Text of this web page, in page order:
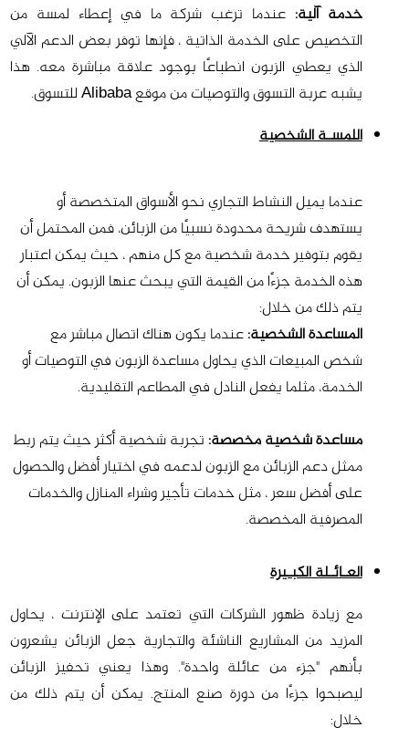
خدمة آلية: عندما ترغب شركة ما في إعطاء لمسة من
التخصيص على الخدمة الذاتية ، فإنها توفر بعض الدعم الآلي
الذي يعطي الزبون انطباعًا بوجود علاقة مباشرة معه. هذا
يشبه عربة التسوق والتوصيات من موقع Alibaba للتسوق.
اللمسـة الشخصية
عندما يميل النشاط التجاري نحو الأسواق المتخصصة أو
يستهدف شريحة محدودة نسبيًا من الزبائن، فمن المحتمل أن
يقوم بتوفير خدمة شخصية مع كل منهم ، حيث يمكن اعتبار
هذه الخدمة جزءًا من القيمة التي يبحث عنها الزبون. يمكن أن
يتم ذلك من خلال:
المساعدة الشخصية:عندما يكون هناك اتصال مباشر مع
شخص المبيعات الذي يحاول مساعدة الزبون في التوصيات أو
الخدمة، مثلما يفعل النادل في المطاعم التقليدية.
مساعدة شخصية مخصصة: تجربة شخصية أكثر حيث يتم ربط
ممثل دعم الزبائن مع الزبون لدعمه في اختيار أفضل والحصول
على أفضل سعر ، مثل خدمات تأجير وشراء المنازل والخدمات
المصرفية المخصصة.
العـائـلة الكبـيرة
مع زيادة ظهور الشركات التي تعتمد على الإنترنت ، يحاول
المزيد من المشاريع الناشئة والتجارية جعل الزبائن يشعرون
بأنهم "جزء من عائلة واحدة". وهذا يعني تحفيز الزبائن
ليصبحوا جزءًا من دورة صنع المنتج. يمكن أن يتم ذلك من
خلال: